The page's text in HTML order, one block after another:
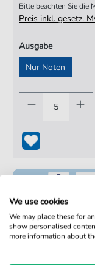
Bitte beachten Sie die
Preis inkl. gesetz.
Ausgabe
Nur Noten
100% Legal &
We use cookies
We may place these for
show personalised
more information about